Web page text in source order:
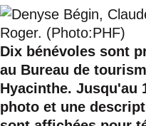
Dix bénévoles sont
au Bureau de
Hyacinthe. Jusqu'au
photo et une